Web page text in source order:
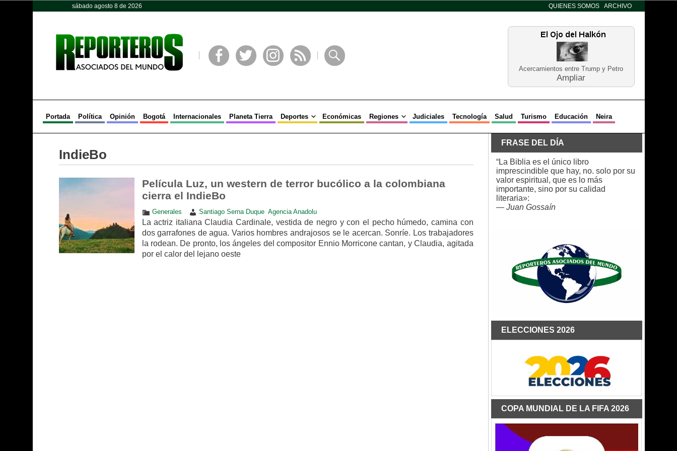
sábado agosto 8 de 2026 QUIENES SOMOS ARCHIVO
Acercamientos entre Trump y Petro
Ampliar
Portada Política Opinión Bogotá Internacionales Planeta Tierra Deportes Económicas Regiones Judiciales Tecnología Salud Turismo Educación Neira
IndieBo
Película Luz, un western de terror bucólico a la colombiana
cierra el IndieBo
Generales Santiago Serna Duque Agencia Anadolu
La actriz italiana Claudia Cardinale, vestida de negro y con el pecho húmedo, camina con
dos garrafones de agua. Varios hombres andrajosos se le acercan. Sonríe. Los trabajadores
la rodean. De pronto, los ángeles del compositor Ennio Morricone cantan, y Claudia, agitada
por el calor del lejano oeste
FRASE DEL DÍA
“La Biblia es el único libro
imprescindible que hay, no. solo por su
valor espiritual, que es lo más
importante, sino por su calidad
literaria»:
— Juan Gossaín
ELECCIONES 2026
COPA MUNDIAL DE LA FIFA 2026
Opinión Política